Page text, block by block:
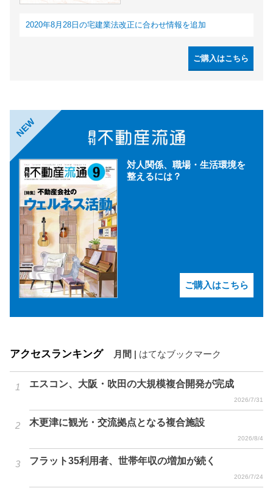
2020年8月28日の宅建業法改正に合わせ情報を追加
ご購入はこちら
NEW
対人関係、職場・生活環境を
整えるには？
ご購入はこちら
アクセスランキング 月間 はてなブックマーク
エスコン、大阪・吹田の大規模複合開発が完成
2026/7/31
木更津に観光・交流拠点となる複合施設
2026/8/4
フラット35利用者、世帯年収の増加が続く
2026/7/24